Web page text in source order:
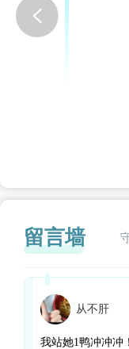
留言墙
从不肝
我站她1鸭冲冲冲！